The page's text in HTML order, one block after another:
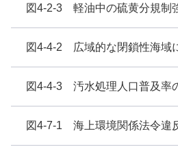
図4-2-3 軽油中の硫黄分規制
図4-4-2 広域的な閉鎖性海域
図4-4-3 汚水処理人口普及率
図4-7-1 海上環境関係法令違